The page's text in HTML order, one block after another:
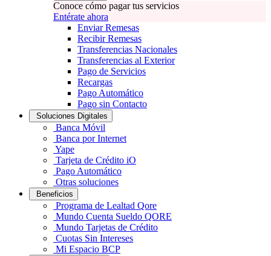
Conoce cómo pagar tus servicios
Entérate ahora
Enviar Remesas
Recibir Remesas
Transferencias Nacionales
Transferencias al Exterior
Pago de Servicios
Recargas
Pago Automático
Pago sin Contacto
Soluciones Digitales
Banca Móvil
Banca por Internet
Yape
Tarjeta de Crédito iO
Pago Automático
Otras soluciones
Beneficios
Programa de Lealtad Qore
Mundo Cuenta Sueldo QORE
Mundo Tarjetas de Crédito
Cuotas Sin Intereses
Mi Espacio BCP